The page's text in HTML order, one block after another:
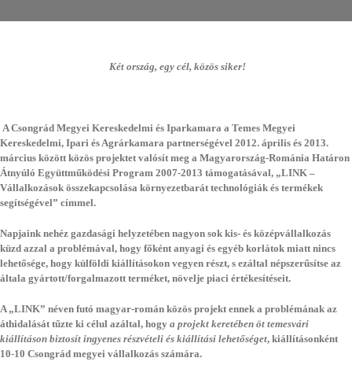
Két ország, egy cél, közös siker!
A Csongrád Megyei Kereskedelmi és Iparkamara a Temes Megyei
Kereskedelmi, Ipari és Agrárkamara partnerségével 2012. április és 2013.
március között közös projektet valósít meg a Magyarország-Románia Határon
Átnyúló Együttműködési Program 2007-2013 támogatásával, „LINK –
Vállalkozások összekapcsolása környezetbarát technológiák és termékek
segítségével” címmel.
Napjaink nehéz gazdasági helyzetében nagyon sok kis- és középvállalkozás
küzd azzal a problémával, hogy főként anyagi és egyéb korlátok miatt nincs
lehetősége, hogy külföldi kiállításokon vegyen részt, s ezáltal népszerűsítse az
általa gyártott/forgalmazott terméket, növelje piaci értékesítéseit.
A „LINK” néven futó magyar-román közös projekt ennek a problémának az
áthidalását tűzte ki célul azáltal, hogy a projekt keretében öt temesvári
kiállításon biztosít ingyenes részvételi és kiállítási lehetőséget, kiállításonként
10-10 Csongrád megyei vállalkozás számára.